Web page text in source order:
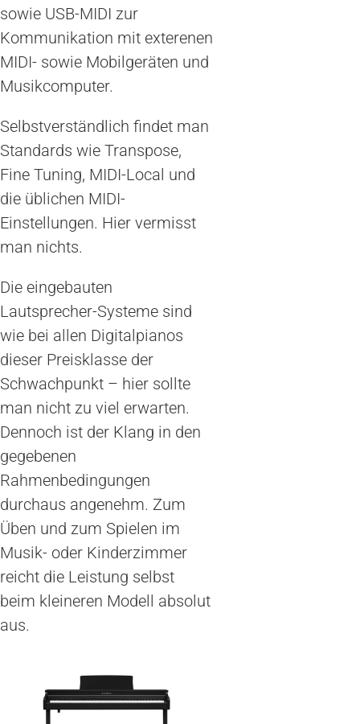
sowie USB-MIDI zur
Kommunikation mit exterenen
MIDI- sowie Mobilgeräten und
Musikcomputer.
Selbstverständlich findet man
Standards wie Transpose,
Fine Tuning, MIDI-Local und
die üblichen MIDI-
Einstellungen. Hier vermisst
man nichts.
Die eingebauten
Lautsprecher-Systeme sind
wie bei allen Digitalpianos
dieser Preisklasse der
Schwachpunkt – hier sollte
man nicht zu viel erwarten.
Dennoch ist der Klang in den
gegebenen
Rahmenbedingungen
durchaus angenehm. Zum
Üben und zum Spielen im
Musik- oder Kinderzimmer
reicht die Leistung selbst
beim kleineren Modell absolut
aus.